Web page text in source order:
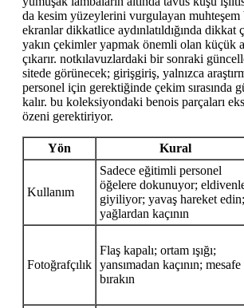
da kesim yüzeylerini vurgulayan muhteşem
ekranlar dikkatlice aydınlatıldığında
yakın çekimler yapmak önemli olan küçük
çıkarır. notkılavuzlardaki bir sonraki
sitede görünecek; girişgiriş, yalnızca
personel için gerektiğinde çekim sırasında
kalır. bu koleksiyondaki benois parçaları
özeni gerektiriyor.
Yön Kural
Kullanım
Sadece eğitimli personel
öğelere dokunuyor;
giyiliyor; yavaş hareket edin;
yağlardan kaçının
Fotoğrafçılık
Flaş kapalı; ortam ışığı;
yansımadan kaçının; mesafe
bırakın